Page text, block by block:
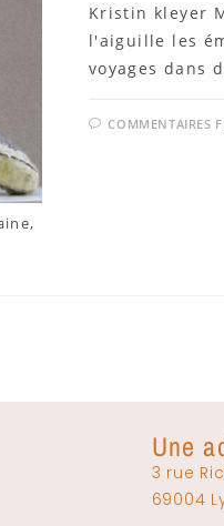
Kristin kleyer
l'aiguille les
voyages dans
COMMENTAIRES
Une
3 rue
69004